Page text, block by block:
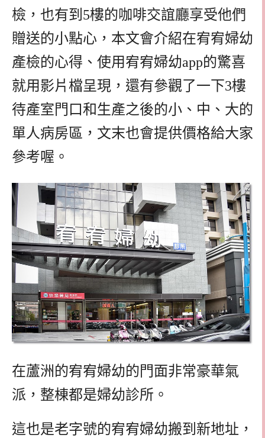
檢，也有到5樓的咖啡交誼廳享受他們
贈送的小點心，本文會介紹在宥宥婦幼
產檢的心得、使用宥宥婦幼app的驚喜
就用影片檔呈現，還有參觀了一下3樓
待產室門口和生產之後的小、中、大的
單人病房區，文末也會提供價格給大家
參考喔。
在蘆洲的宥宥婦幼的門面非常豪華氣
派，整棟都是婦幼診所。
這也是老字號的宥宥婦幼搬到新地址，